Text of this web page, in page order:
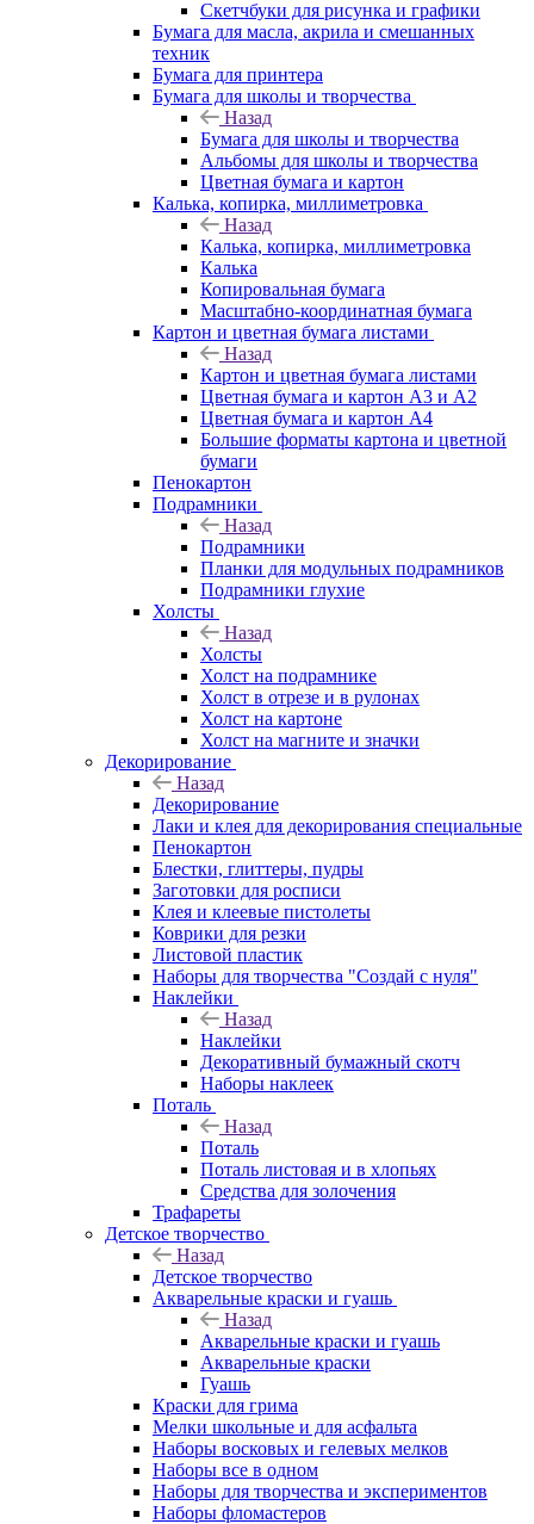
Скетчбуки для рисунка и графики
Бумага для масла, акрила и смешанных
техник
Бумага для принтера
Бумага для школы и творчества
Назад
Бумага для школы и творчества
Альбомы для школы и творчества
Цветная бумага и картон
Калька, копирка, миллиметровка
Назад
Калька, копирка, миллиметровка
Калька
Копировальная бумага
Масштабно-координатная бумага
Картон и цветная бумага листами
Назад
Картон и цветная бумага листами
Цветная бумага и картон А3 и А2
Цветная бумага и картон А4
Большие форматы картона и цветной
бумаги
Пенокартон
Подрамники
Назад
Подрамники
Планки для модульных подрамников
Подрамники глухие
Холсты
Назад
Холсты
Холст на подрамнике
Холст в отрезе и в рулонах
Холст на картоне
Холст на магните и значки
Декорирование
Назад
Декорирование
Лаки и клея для декорирования специальные
Пенокартон
Блестки, глиттеры, пудры
Заготовки для росписи
Клея и клеевые пистолеты
Коврики для резки
Листовой пластик
Наборы для творчества "Создай с нуля"
Наклейки
Назад
Наклейки
Декоративный бумажный скотч
Наборы наклеек
Поталь
Назад
Поталь
Поталь листовая и в хлопьях
Средства для золочения
Трафареты
Детское творчество
Назад
Детское творчество
Акварельные краски и гуашь
Назад
Акварельные краски и гуашь
Акварельные краски
Гуашь
Краски для грима
Мелки школьные и для асфальта
Наборы восковых и гелевых мелков
Наборы все в одном
Наборы для творчества и экспериментов
Наборы фломастеров